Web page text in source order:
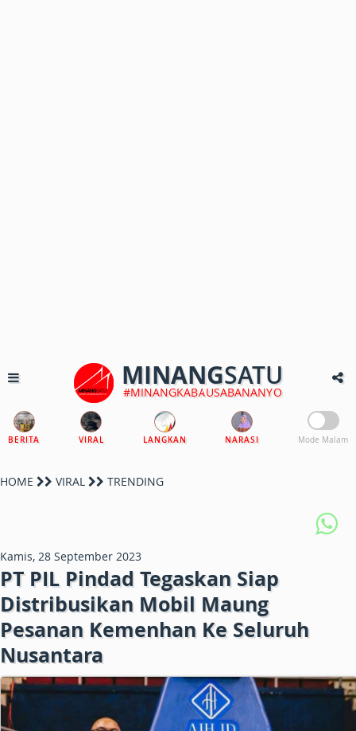
MINANGSATU
#MINANGKABAUSABANANYO
BERITA VIRAL LANGKAN NARASI Mode Malam
HOME VIRAL TRENDING
Kamis, 28 September 2023
PT PIL Pindad Tegaskan Siap
Distribusikan Mobil Maung
Pesanan Kemenhan Ke Seluruh
Nusantara